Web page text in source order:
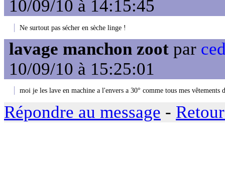
10/09/10 à 14:15:45
Ne surtout pas sécher en sèche linge !
lavage manchon zoot par
10/09/10 à 15:25:01
moi je les lave en machine a l'envers a 30° comme tous mes vêtements
Répondre au message -